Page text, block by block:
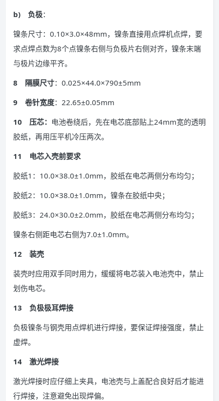
b) 负极：
镍条尺寸：0.10×3.0×48mm，镍条直接用点焊机点焊，要
求点焊点数为8个点镍条右侧与负极片右侧对齐，镍条末端
与极片边缘平齐。
8 隔膜尺寸：0.025×44.0×790±5mm
9 卷针宽度：22.65±0.05mm
10 压芯： 电池卷绕后，先在电芯底部贴上24mm宽的透明
胶纸，再用压平机冷压两次。
11 电芯入壳前要求
胶纸1：10.0×38.0±1.0mm，胶纸在电芯两侧分布均匀；
胶纸2：10.0×38.0±1.0mm，镍条在胶纸中央；
胶纸3：24.0×30.0±2.0mm，胶纸在电芯两侧分布均匀；
镍条右侧距电芯右侧为7.0±1.0mm。
12 装壳
装壳时应用双手同时用力，缓缓将电芯装入电池壳中，禁止
划伤电芯。
13 负极极耳焊接
负极镍条与钢壳用点焊机进行焊接，要保证焊接强度，禁止
虚焊。
14 激光焊接
激光焊接时应仔细上夹具，电池壳与上盖配合良好后才能进
行焊接，注意避免出现焊偏。